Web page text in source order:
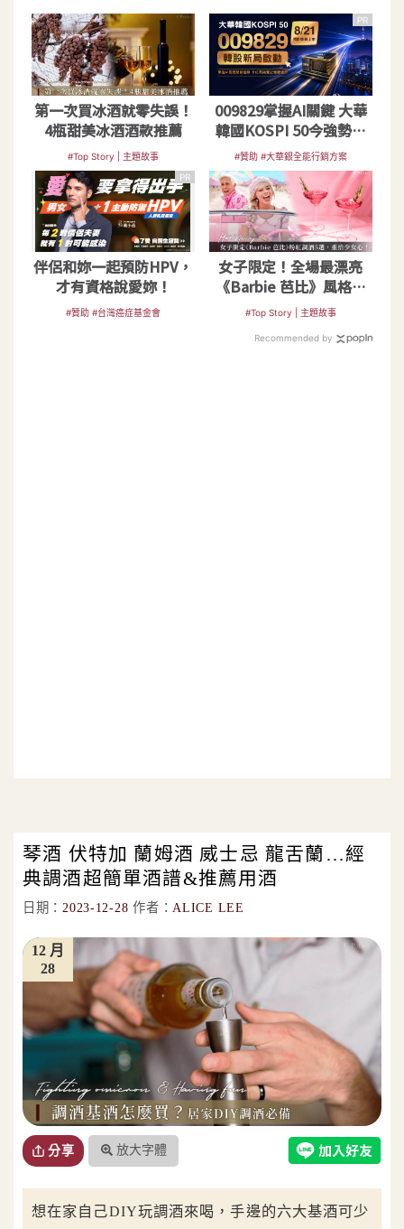
第一次買冰酒就零失誤！
4瓶甜美冰酒酒款推薦
#Top Story | 主題故事
PR
009829掌握AI關鍵 大華
韓國KOSPI 50今強勢開
募
#贊助 #大華銀全能行銷方案
PR
伴侶和妳一起預防HPV，
才有資格說愛妳！
#贊助 #台灣癌症基金會
女子限定！全場最漂亮
《Barbie 芭比》風格粉
紅調酒5選
#Top Story | 主題故事
Recommended by
琴酒 伏特加 蘭姆酒 威士忌 龍舌蘭…經
典調酒超簡單酒譜&推薦用酒
日期： 2023-12-28 作者： ALICE LEE
28
12 月
分享 放大字體
想在家自己DIY玩調酒來喝，手邊的六大基酒可少